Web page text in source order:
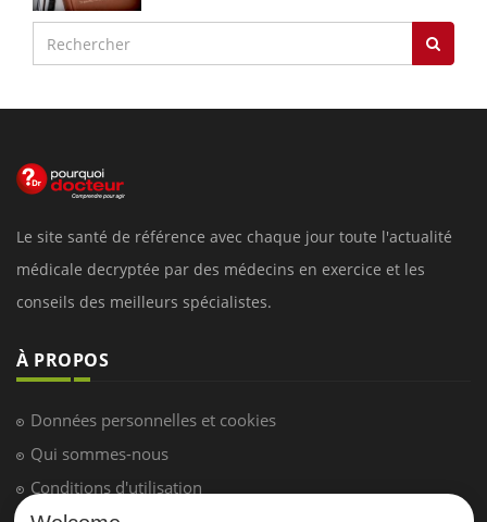
Le site santé de référence avec chaque jour toute l'actualité
médicale decryptée par des médecins en exercice et les
conseils des meilleurs spécialistes.
À PROPOS
Données personnelles et cookies
Qui sommes-nous
Conditions d'utilisation